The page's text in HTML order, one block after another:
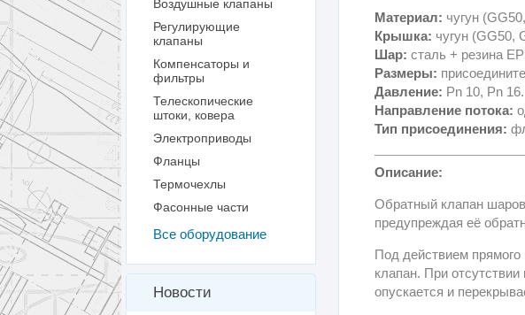
Воздушные клапаны
Регулирующие
клапаны
Компенсаторы и
фильтры
Телескопические
штоки, ковера
Электроприводы
Фланцы
Термочехлы
Фасонные части
Все оборудование
Новости
Материал: чугун
Крышка: чугун (GG50,
Шар: сталь + резина
Размеры:
Давление: Pn 10, Pn 16.
Направление потока:
Тип присоединения:
Описание:
Обратный клапан
предупреждая её
Под действием
клапан. При
опускается и